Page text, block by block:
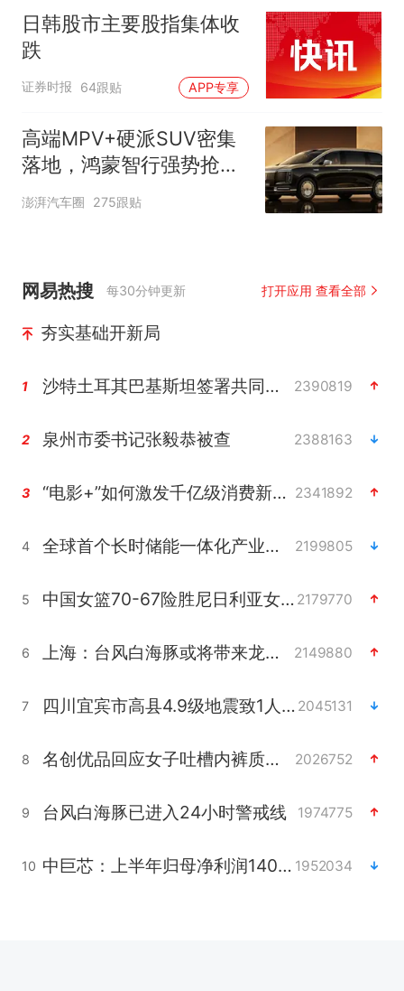
日韩股市主要股指集体收
跌
证券时报 64跟贴 APP专享
高端MPV+硬派SUV密集
落地，鸿蒙智行强势抢占
自主高端市场制高点
澎湃汽车圈 275跟贴
网易热搜 每30分钟更新 打开应用 查看全部
夯实基础开新局
1 沙特土耳其巴基斯坦签署共同防务协议 2390819
2 泉州市委书记张毅恭被查 2388163
3 “电影+”如何激发千亿级消费新活力？ 2341892
4 全球首个长时储能一体化产业园量产 2199805
5 中国女篮70-67险胜尼日利亚女篮 2179770
6 上海：台风白海豚或将带来龙卷风 2149880
7 四川宜宾市高县4.9级地震致1人死亡 2045131
8 名创优品回应女子吐槽内裤质量差 2026752
9 台风白海豚已进入24小时警戒线 1974775
10 中巨芯：上半年归母净利润1405.77万元 1952034